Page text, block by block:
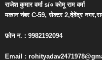
राजेश कुमार वर्माs/० कोमू राम वर्मा
मकान नंबरC-59,सेक्टर2,देवेंद्र नगर,
फ़ोन न. : 9982192094
Email :